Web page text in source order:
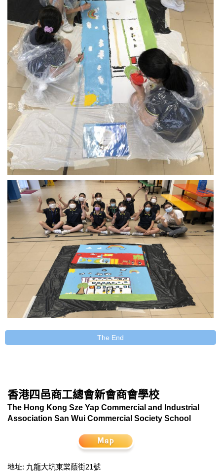
The End
香港四邑商工總會新會商會學校
The Hong Kong Sze Yap Commercial and Industrial
Association San Wui Commercial Society School
地址: 九龍大坑東棠蔭街21號